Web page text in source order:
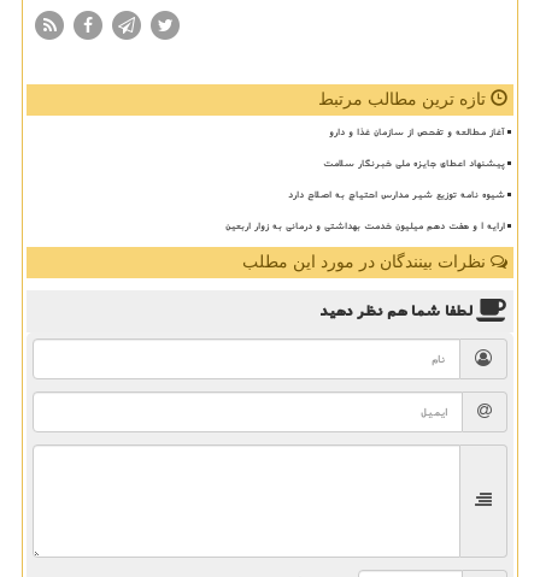
تازه ترین مطالب مرتبط
آغاز مطالعه و تفحص از سازمان غذا و دارو
پیشنهاد اعطای جایزه ملی خبرنگار سلامت
شیوه نامه توزیع شیر مدارس احتیاج به اصلاح دارد
ارایه ۱ و هفت دهم میلیون خدمت بهداشتی و درمانی به زوار اربعین
نظرات بینندگان در مورد این مطلب
لطفا شما همنظر دهید